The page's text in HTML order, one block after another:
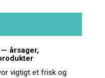
årsager,
vigtigt et frisk og